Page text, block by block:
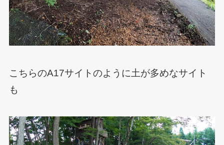
こちらのA17サイトのように土が多めなサイト
も